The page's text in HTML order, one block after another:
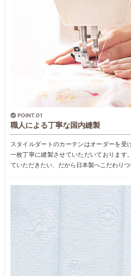
POINT.01
職人による丁寧な国内縫製
スタイルダートのカーテンはオーダーを受
一枚丁寧に縫製させていただいております
ていただきたい、だから日本製へこだわりつ